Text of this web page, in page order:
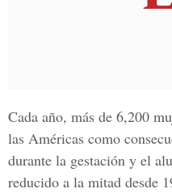
Cada año, más de 6,200
las Américas como
durante la gestación y el
reducido a la mitad desde